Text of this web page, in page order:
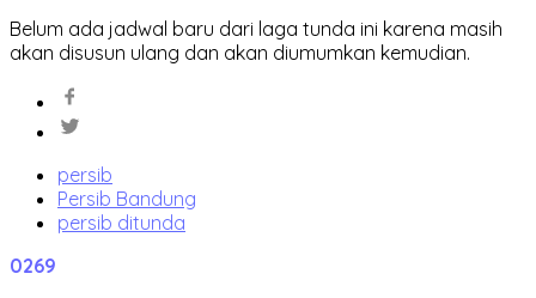
Belum ada jadwal baru dari laga tunda ini karena masih
akan disusun ulang dan akan diumumkan kemudian.
persib
Persib Bandung
persib ditunda
0269